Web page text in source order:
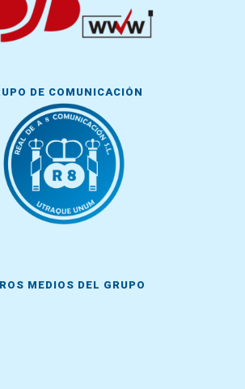
DE COMUNICACIÓN
MEDIOS DEL GRUPO